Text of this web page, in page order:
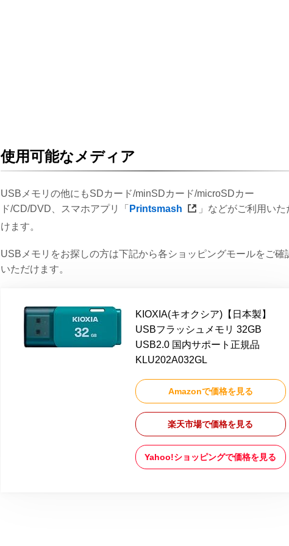
使用可能なメディア
USBメモリの他にもSDカード/minSDカード/microSDカー
ド/CD/DVD、スマホアプリ「 Printsmash
」などがご利用いた
けます。
USBメモリをお探しの方は下記から各ショッピングモールをご確
いただけます。
KIOXIA(キオクシア)【日本製】
USBフラッシュメモリ 32GB
USB2.0 国内サポート正規品
KLU202A032GL
Amazonで価格を見る
楽天市場で価格を見る
Yahoo!ショッピングで価格を見る